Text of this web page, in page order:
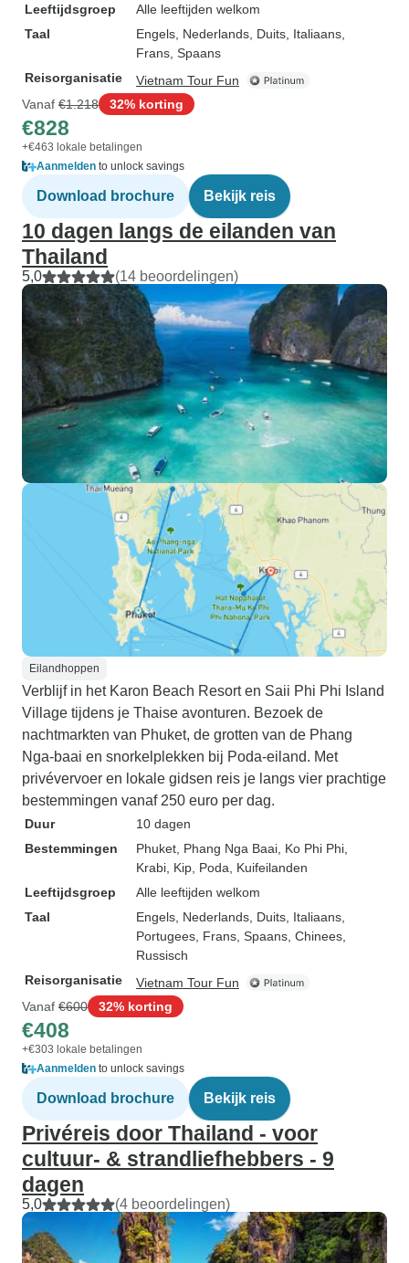
Leeftijdsgroep
Alle leeftijden welkom
Taal
Engels, Nederlands, Duits, Italiaans,
Frans, Spaans
Reisorganisatie
Vietnam Tour Fun
Vanaf €1.218 32% korting
€828
+€463 lokale betalingen
Aanmelden to unlock savings
Download brochure Bekijk reis
10 dagen langs de eilanden van
Thailand
5,0 (14 beoordelingen)
Eilandhoppen
Verblijf in het Karon Beach Resort en Saii Phi Phi Island
Village tijdens je Thaise avonturen. Bezoek de
nachtmarkten van Phuket, de grotten van de Phang
Nga-baai en snorkelplekken bij Poda-eiland. Met
privévervoer en lokale gidsen reis je langs vier prachtige
bestemmingen vanaf 250 euro per dag.
Duur
10 dagen
Bestemmingen
Phuket , Phang Nga Baai , Ko Phi Phi
Krabi , Kip, Poda, Kuifeilanden
Leeftijdsgroep
Alle leeftijden welkom
Taal
Engels, Nederlands, Duits, Italiaans,
Portugees, Frans, Spaans, Chinees,
Russisch
Reisorganisatie
Vietnam Tour Fun
Vanaf €600 32% korting
€408
+€303 lokale betalingen
Aanmelden to unlock savings
Download brochure Bekijk reis
Privéreis door Thailand - voor
cultuur- & strandliefhebbers - 9
dagen
5,0 (4 beoordelingen)